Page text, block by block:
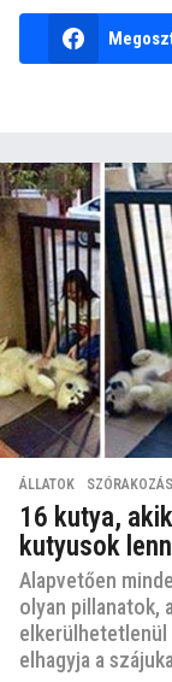
ÁLLATOK ,SZÓRAKOZÁS
16 kutya,
kutyusok
Alapvetően
olyan pillanatok,
elkerülhetetlenül
elhagyja a